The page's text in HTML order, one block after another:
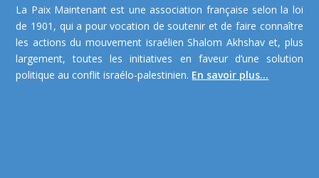
La Paix Maintenant est une association française selon la loi
de 1901, qui a pour vocation de soutenir et de faire connaître
les actions du mouvement israélien Shalom Akhshav et, plus
largement, toutes les initiatives en faveur d’une solution
politique au conflit israélo-palestinien. En savoir plus...